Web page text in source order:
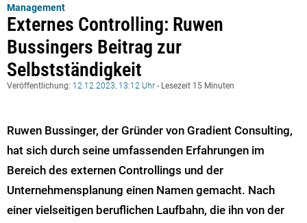
Management
Externes Controlling: Ruwen
Bussingers Beitrag zur
Selbstständigkeit
Veröffentlichung: 12.12.2023, 13:12 Uhr - Lesezeit 15 Minuten
Ruwen Bussinger, der Gründer von Gradient Consulting,
hat sich durch seine umfassenden Erfahrungen im
Bereich des externen Controllings und der
Unternehmensplanung einen Namen gemacht. Nach
einer vielseitigen beruflichen Laufbahn, die ihn von der